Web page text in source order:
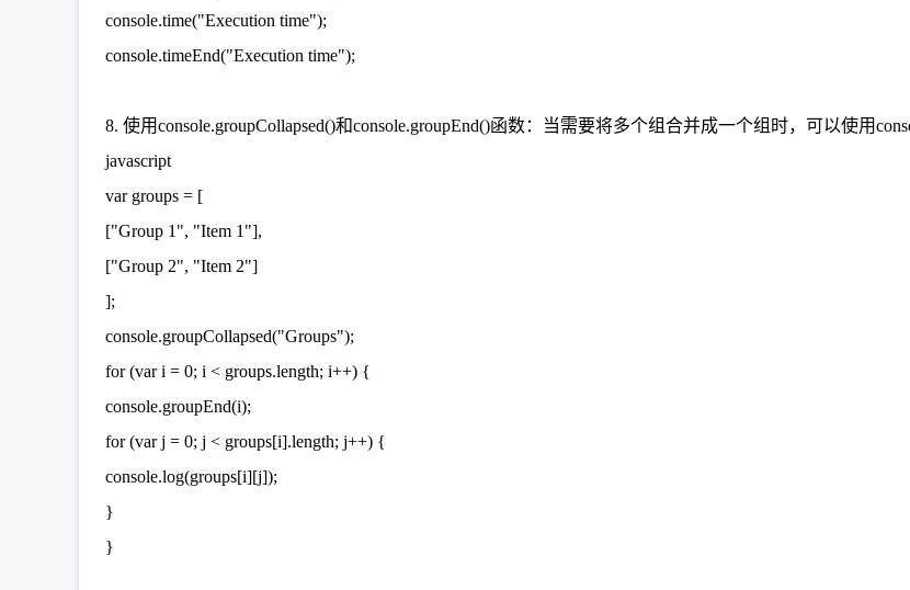
console.time("Execution time");
console.timeEnd("Execution time");
8. 使用console.groupCollapsed()和console.groupEnd()函数：当需要将多个组合并成一个组时，可以使用
javascript
var groups = [
["Group 1", "Item 1"],
["Group 2", "Item 2"]
];
console.groupCollapsed("Groups");
for (var i = 0; i < groups.length; i++) {
console.groupEnd(i);
for (var j = 0; j < groups[i].length; j++) {
console.log(groups[i][j]);
}
}